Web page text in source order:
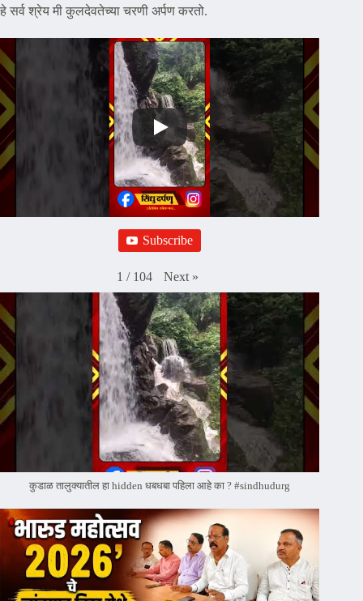
हे सर्व श्रेय मी कुलदेवतेच्या चरणी अर्पण करतो.
Subscribe
1 / 104 Next »
कुडाळ तालुक्यातील हा hidden धबधबा पहिला आहे का ? #sindhudurg